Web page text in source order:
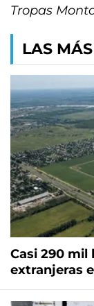
Tropas
LAS
Casi 290 mil
extranjeras